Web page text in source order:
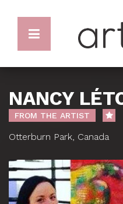
NANCY
FROM THE ARTIST
Otterburn Park, Canada